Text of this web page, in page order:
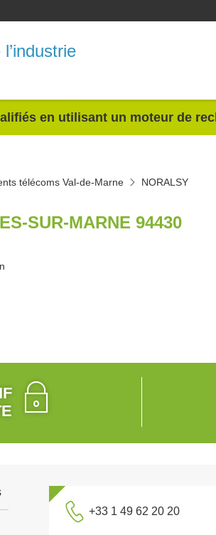
en utilisant un moteur de
télécoms Val-de-Marne NORALSY
SUR-MARNE 94430
+33 1 49 62 20 20